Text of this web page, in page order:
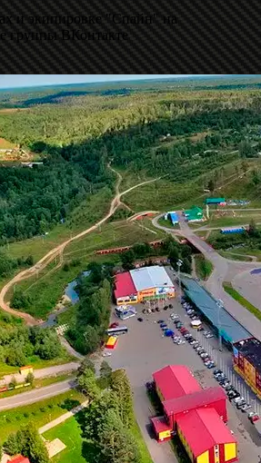
и экипировке "Спайн" на
группы ВКонтакте